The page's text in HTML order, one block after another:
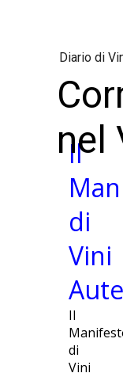
Diario di
nel
Il
di
Vini
Il
di
Vini